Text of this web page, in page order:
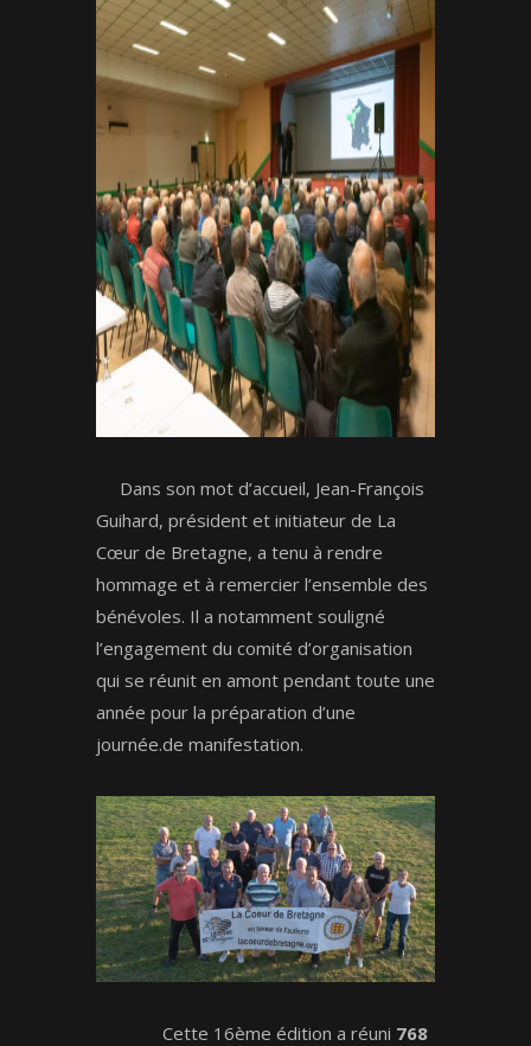
Dans son mot d’accueil, Jean-François
Guihard, président et initiateur de La
Cœur de Bretagne, a tenu à rendre
hommage et à remercier l’ensemble des
bénévoles. Il a notamment souligné
l’engagement du comité d’organisation
qui se réunit en amont pendant toute une
année pour la préparation d’une
journée.de manifestation.
Cette 16ème édition a réuni 768